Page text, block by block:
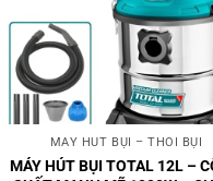
MÁY HÚT BỤI – THỔI BỤI
MÁY HÚT BỤI TOTAL 12L –